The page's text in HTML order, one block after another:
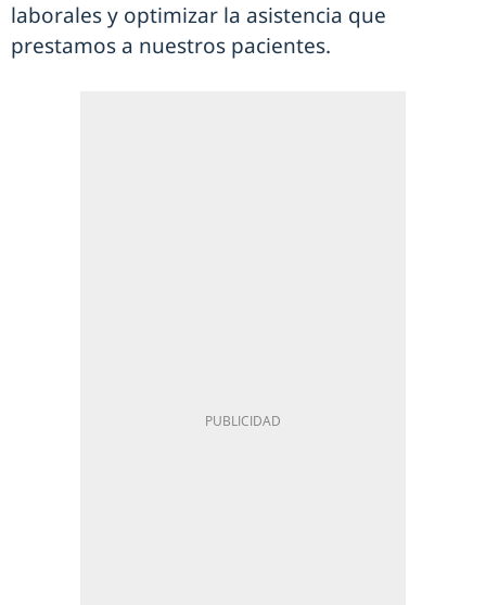
laborales y optimizar la asistencia que
prestamos a nuestros pacientes.